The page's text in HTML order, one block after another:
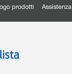
prodotti Assistenza